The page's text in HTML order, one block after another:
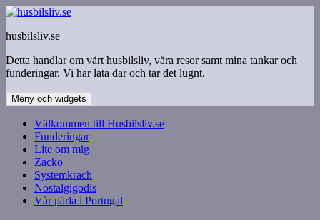
Hoppa
innehåll
husbilsliv.se
Detta handlar om vårt husbilsliv, våra resor samt mina tankar och
funderingar. Vi har lata dar och tar det lugnt.
Meny och widgets
Välkommen till Husbilsliv.se
Funderingar
Lite om mig
Zacko
Systemkrach
Nostalgigodis
Vår pärla i Portugal